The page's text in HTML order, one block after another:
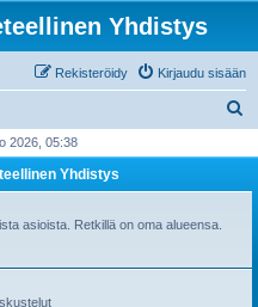
Yhdistys
Kirjaudu sisään
Rekisteröidy
i
2026, 05:38
Yhdistys
asioista. Retkillä on oma alueensa.